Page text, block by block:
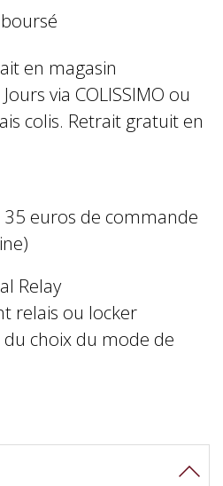
en magasin
via COLISSIMO ou
colis. Retrait gratuit en
euros de commande
Relay
relais ou locker
choix du mode de